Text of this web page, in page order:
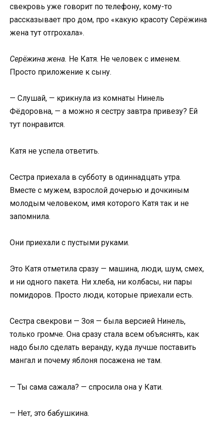
свекровь уже говорит по телефону, кому-то
рассказывает про дом, про «какую красоту Серёжина
жена тут отгрохала».
Серёжина жена. Не Катя. Не человек с именем.
Просто приложение к сыну.
— Слушай, — крикнула из комнаты Нинель
Фёдоровна, — а можно я сестру завтра привезу? Ей
тут понравится.
Катя не успела ответить.
Сестра приехала в субботу в одиннадцать утра.
Вместе с мужем, взрослой дочерью и дочкиным
молодым человеком, имя которого Катя так и не
запомнила.
Они приехали с пустыми руками.
Это Катя отметила сразу — машина, люди, шум, смех,
и ни одного пакета. Ни хлеба, ни колбасы, ни пары
помидоров. Просто люди, которые приехали есть.
Сестра свекрови — Зоя — была версией Нинель,
только громче. Она сразу стала всем объяснять, как
надо было сделать веранду, куда лучше поставить
мангал и почему яблоня посажена не там.
— Ты сама сажала? — спросила она у Кати.
— Нет, это бабушкина.